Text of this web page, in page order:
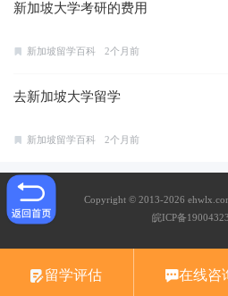
新加坡大学考研的费用
新加坡留学百科 2个月前
去新加坡大学留学
新加坡留学百科 2个月前
Copyright © 2013-2026
皖ICP备
留学评估 在线咨